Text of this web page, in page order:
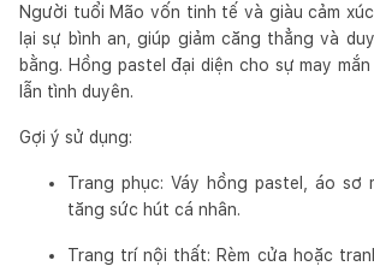
Người tuổi Mão vốn tinh tế và giàu cảm
lại sự bình an, giúp giảm căng thẳng và
bằng. Hồng pastel đại diện cho sự may
lẫn tình duyên.
Gợi ý sử dụng:
Trang phục: Váy hồng pastel, áo sơ
tăng sức hút cá nhân.
Trang trí nội thất: Rèm cửa hoặc